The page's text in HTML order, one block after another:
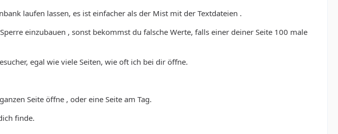
laufen lassen, es ist einfacher als der Mist mit der Textdateien .
einzubauen , sonst bekommst du falsche Werte, falls einer deiner Seite 100 male
egal wie viele Seiten, wie oft ich bei dir öffne.
Seite öffne , oder eine Seite am Tag.
finde.